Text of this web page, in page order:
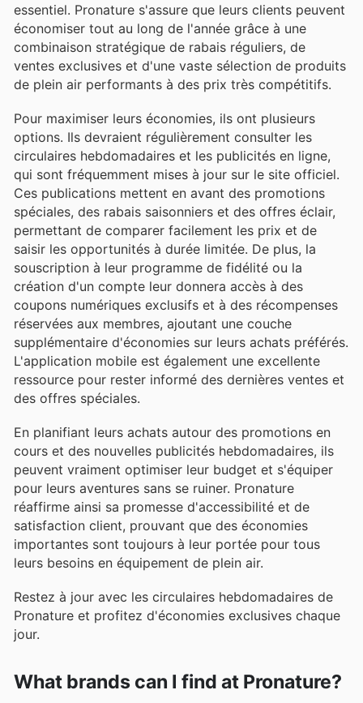
essentiel. Pronature s'assure que leurs clients peuvent
économiser tout au long de l'année grâce à une
combinaison stratégique de rabais réguliers, de
ventes exclusives et d'une vaste sélection de produits
de plein air performants à des prix très compétitifs.
Pour maximiser leurs économies, ils ont plusieurs
options. Ils devraient régulièrement consulter les
circulaires hebdomadaires et les publicités en ligne,
qui sont fréquemment mises à jour sur le site officiel.
Ces publications mettent en avant des promotions
spéciales, des rabais saisonniers et des offres éclair,
permettant de comparer facilement les prix et de
saisir les opportunités à durée limitée. De plus, la
souscription à leur programme de fidélité ou la
création d'un compte leur donnera accès à des
coupons numériques exclusifs et à des récompenses
réservées aux membres, ajoutant une couche
supplémentaire d'économies sur leurs achats préférés.
L'application mobile est également une excellente
ressource pour rester informé des dernières ventes et
des offres spéciales.
En planifiant leurs achats autour des promotions en
cours et des nouvelles publicités hebdomadaires, ils
peuvent vraiment optimiser leur budget et s'équiper
pour leurs aventures sans se ruiner. Pronature
réaffirme ainsi sa promesse d'accessibilité et de
satisfaction client, prouvant que des économies
importantes sont toujours à leur portée pour tous
leurs besoins en équipement de plein air.
Restez à jour avec les circulaires hebdomadaires de
Pronature et profitez d'économies exclusives chaque
jour.
What brands can I find at Pronature?